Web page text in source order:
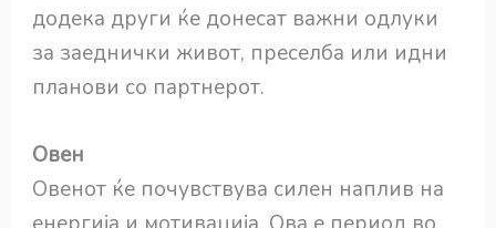
додека други ќе донесат важни одлуки
за заеднички живот, преселба или идни
планови со партнерот.
Овен
Овенот ќе почувствува силен наплив на